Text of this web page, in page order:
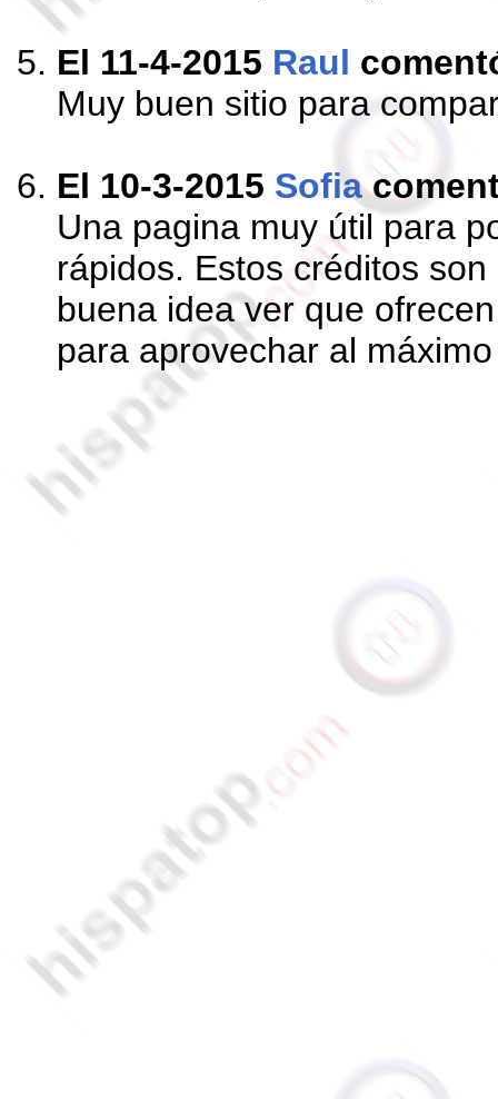
El 11-4-2015 Raul
Muy buen sitio para
El 10-3-2015 Sofia
Una pagina muy útil para
rápidos. Estos créditos
buena idea ver que
para aprovechar al